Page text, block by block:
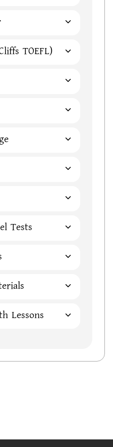
TOEFL)
Tests
Lessons